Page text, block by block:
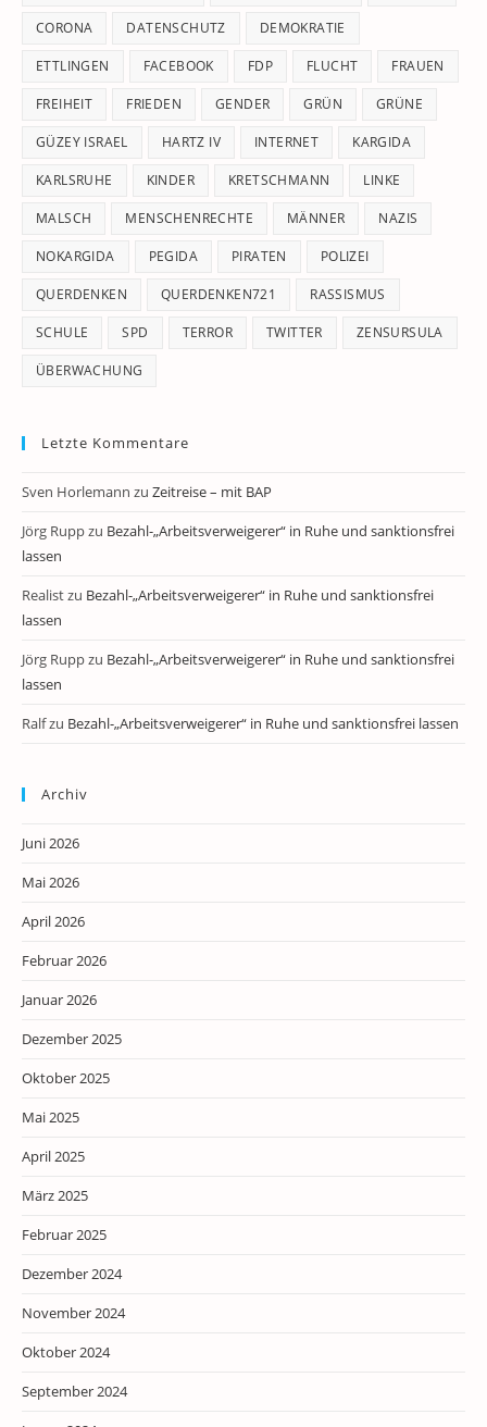
CORONA DATENSCHUTZ DEMOKRATIE
ETTLINGEN FACEBOOK FDP FLUCHT FRAUEN
FREIHEIT FRIEDEN GENDER GRÜN GRÜNE
GÜZEY ISRAEL HARTZ IV INTERNET KARGIDA
KARLSRUHE KINDER KRETSCHMANN LINKE
MALSCH MENSCHENRECHTE MÄNNER NAZIS
NOKARGIDA PEGIDA PIRATEN POLIZEI
QUERDENKEN QUERDENKEN721 RASSISMUS
SCHULE SPD TERROR TWITTER ZENSURSULA
ÜBERWACHUNG
Letzte Kommentare
Sven Horlemann zu Zeitreise – mit BAP
Jörg Ruppzu Bezahl-„Arbeitsverweigerer“ in Ruhe und sanktionsfrei
lassen
Realistzu Bezahl-„Arbeitsverweigerer“ in Ruhe und sanktionsfrei
lassen
Jörg Ruppzu Bezahl-„Arbeitsverweigerer“ in Ruhe und sanktionsfrei
lassen
Ralfzu Bezahl-„Arbeitsverweigerer“ in Ruhe und sanktionsfrei lassen
Archiv
Juni 2026
Mai 2026
April 2026
Februar 2026
Januar 2026
Dezember 2025
Oktober 2025
Mai 2025
April 2025
März 2025
Februar 2025
Dezember 2024
November 2024
Oktober 2024
September 2024